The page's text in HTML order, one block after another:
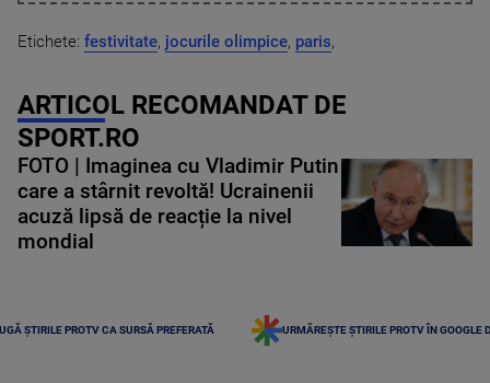
Etichete: festivitate, jocurile olimpice, paris,
ARTICOL RECOMANDAT DE
SPORT.RO
FOTO | Imaginea cu Vladimir Putin
care a stârnit revoltă! Ucrainenii
acuză lipsă de reacție la nivel
mondial
ȘTIRILE PROTV CA SURSĂ PREFERATĂ URMĂREȘTE ȘTIRILE PROTV ÎN GOOGLE